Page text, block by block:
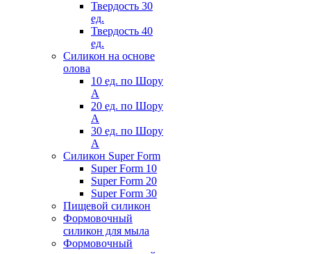
Твердость 30
ед.
Твердость 40
ед.
Силикон на основе
олова
10 ед. по Шору
А
20 ед. по Шору
А
30 ед. по Шору
А
Силикон Super Form
Super Form 10
Super Form 20
Super Form 30
Пищевой силикон
Формовочный
силикон для мыла
Формовочный